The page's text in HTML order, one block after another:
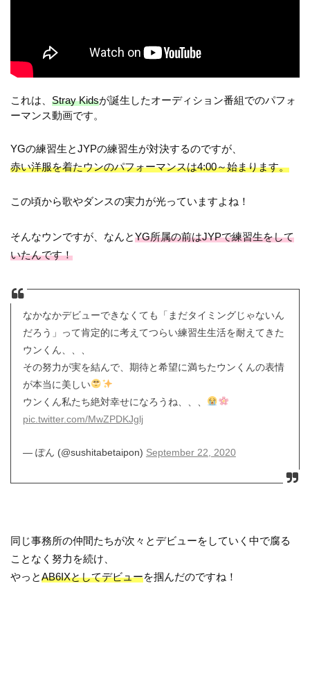
これは、Stray Kidsが誕生したオーディション番組でのパフォ
ーマンス動画です。
YGの練習生とJYPの練習生が対決するのですが、
赤い洋服を着たウンのパフォーマンスは4:00～始まります。
この頃から歌やダンスの実力が光っていますよね！
そんなウンですが、なんとYG所属の前はJYPで練習生をして
いたんです！
なかなかデビューできなくても「まだタイミングじゃないん
だろう」って肯定的に考えてつらい練習生生活を耐えてきた
ウンくん、、、
その努力が実を結んで、期待と希望に満ちたウンくんの表情
が本当に美しい
ウンくん私たち絶対幸せになろうね、、、
pic.twitter.com/MwZPDKJglj
— ぽん (@sushitabetaipon) September 22, 2020
同じ事務所の仲間たちが次々とデビューをしていく中で腐る
ことなく努力を続け、
やっとAB6IXとしてデビューを掴んだのですね！